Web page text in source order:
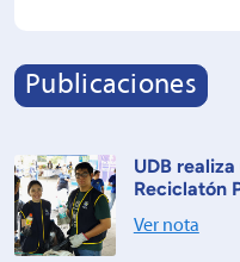
Publicaciones
UDB
Reciclatón
Ver nota